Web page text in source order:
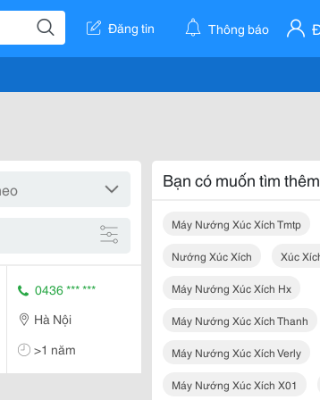
Đăng tin Thông báo
0436 *** ***
Hà Nội
>1 năm
Bạn có muốn tìm thêm
Máy Nướng Xúc Xích Tmtp
Nướng Xúc Xích Xúc
Máy Nướng Xúc Xích Hx
Máy Nướng Xúc Xích Thanh
Máy Nướng Xúc Xích Verly
Máy Nướng Xúc Xích X01